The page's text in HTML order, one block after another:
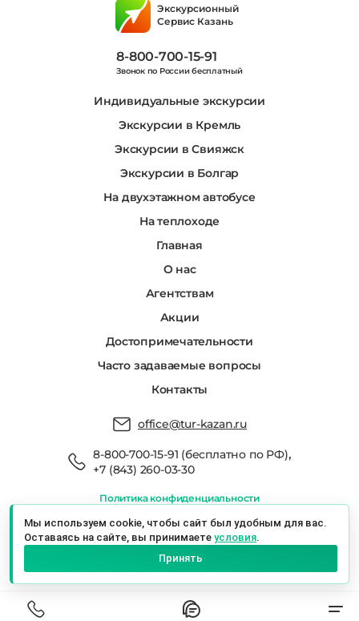
Мы используем cookie, чтобы сайт был удобным для вас.
Оставаясь на сайте, вы принимаете условия.
Принять
Экскурсионный
Сервис Казань
8-800-700-15-91
Звонок по России бесплатный
Индивидуальные экскурсии
Экскурсии в Кремль
Экскурсии в Свияжск
Экскурсии в Болгар
На двухэтажном автобусе
На теплоходе
Главная
О нас
Агентствам
Акции
Достопримечательности
Часто задаваемые вопросы
Контакты
office@tur-kazan.ru
8-800-700-15-91 (бесплатно по РФ),
+7 (843) 260-03-30
Политика конфиденциальности
Мы в реестре туроператоров РТО 022666
Экскурсионный Сервис Казань © 2026 г.
Казань, ул. Баумана, 19